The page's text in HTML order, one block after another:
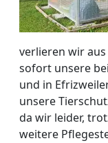
verlieren wir
sofort unsere
und in
unsere
da wir leider,
weitere